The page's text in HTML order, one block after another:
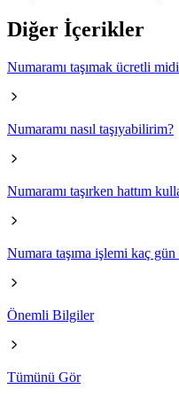
Diğer İçerikler
Numaramı taşımak ücretli
Numaramı nasıl taşıyabilirim?
Numaramı taşırken hattım
Numara taşıma işlemi kaç gün
Önemli Bilgiler
Tümünü Gör